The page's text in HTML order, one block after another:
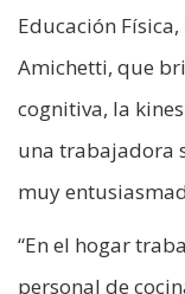
Educación
Amichetti, que
cognitiva, la
una trabajadora
muy
“En el hogar
personal de